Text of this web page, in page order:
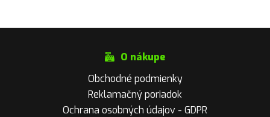
O nákupe
Obchodné podmienky
Reklamačný poriadok
Ochrana osobných údajov - GDPR